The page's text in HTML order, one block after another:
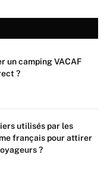
un camping VACAF
?
utilisés par les
français pour attirer
?